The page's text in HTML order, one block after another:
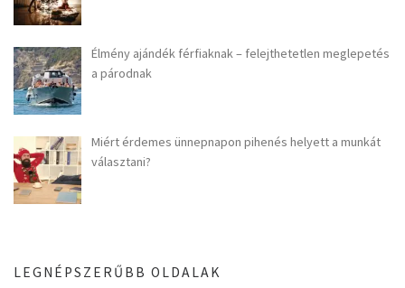
Élmény ajándék férfiaknak – felejthetetlen meglepetés
a párodnak
Miért érdemes ünnepnapon pihenés helyett a munkát
választani?
LEGNÉPSZERŰBB OLDALAK